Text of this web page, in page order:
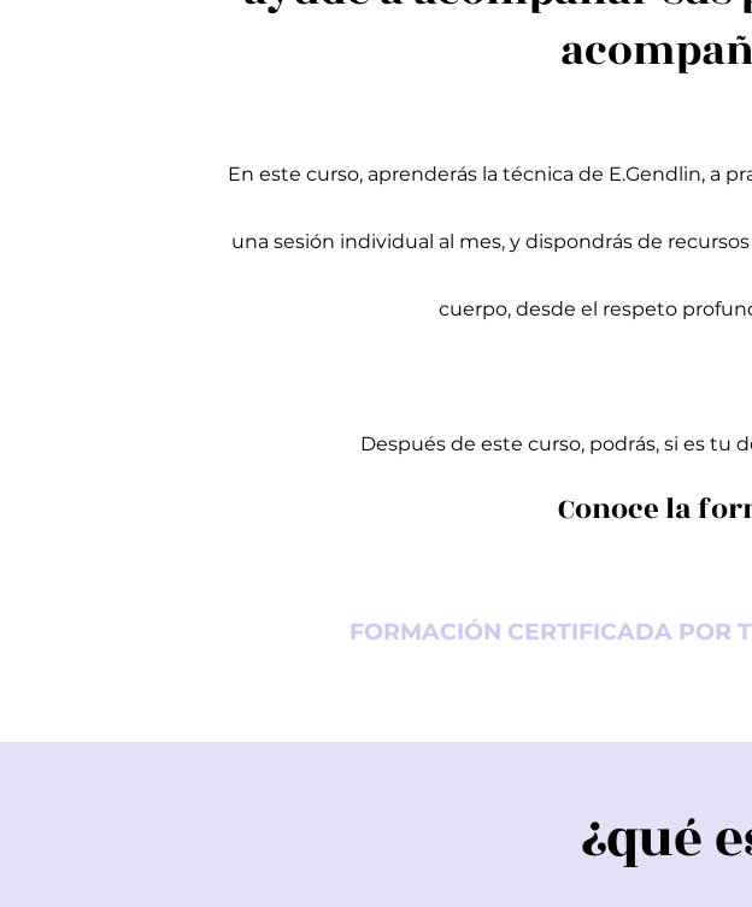
En este curso, aprenderás la técnica de E.Gendlin, a
una sesión individual al mes, y dispondrás de
cuerpo, desde el respeto
Después de este curso, podrás, si es tu
Conoce la
FORMACIÓN CERTIFICADA POR
¿qué